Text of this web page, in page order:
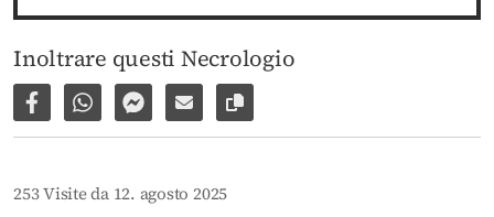
Inoltrare questi Necrologio
Condividi su Facebook
Condividi su WhatsApp
Inviare per Facebook Messenger
Inviare per email
Copia il link alla pagina
253 Visite da 12. agosto 2025